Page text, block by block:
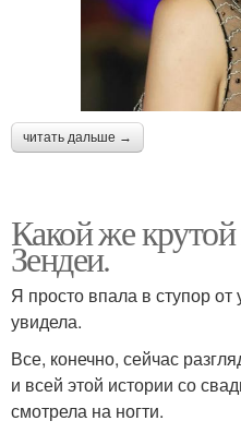
читать дальше →
Какой же
Зендеи.
Я просто впала в ступор от
увидела.
Все, конечно, сейчас
и всей этой истории со
смотрела на ногти.